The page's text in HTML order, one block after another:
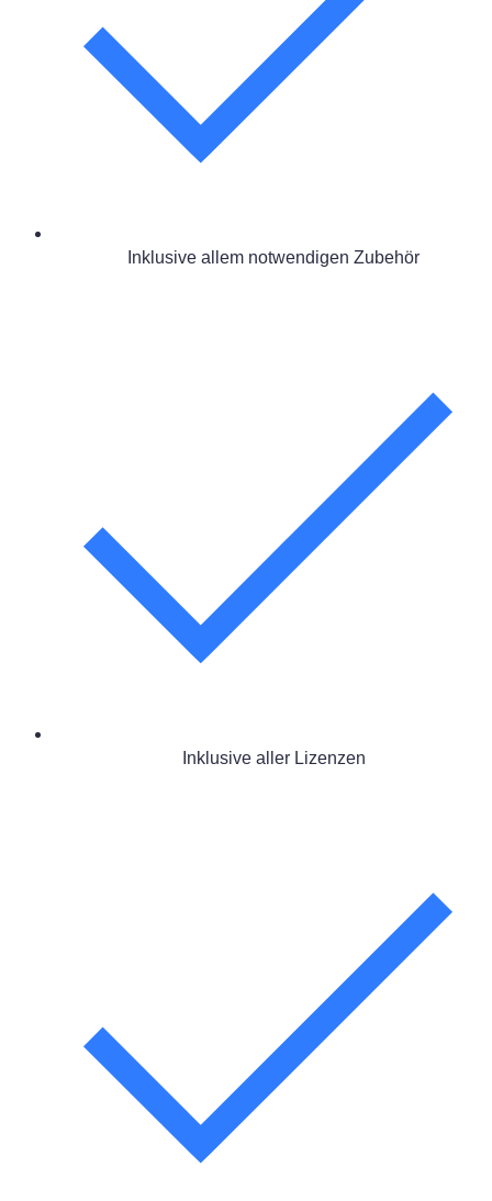
Inklusive allem notwendigen Zubehör
Inklusive aller Lizenzen